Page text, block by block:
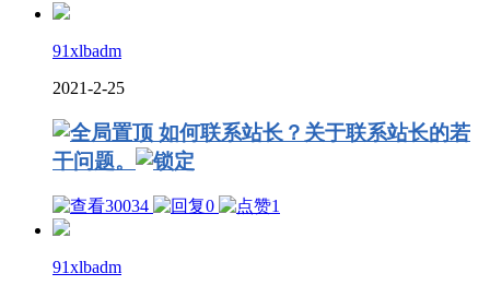
91xlbadm
2021-2-25
如何联系站长？关于联系站长的若
干问题。
30034 0 1
91xlbadm